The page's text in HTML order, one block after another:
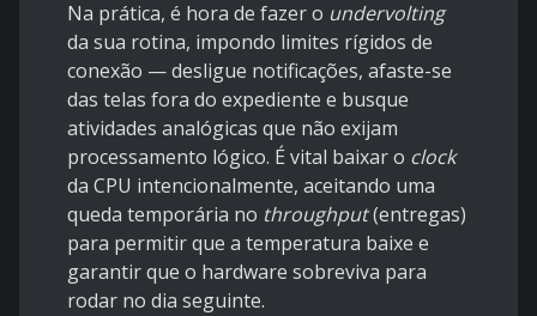
Na prática, é hora de fazer o undervolting
da sua rotina, impondo limites rígidos de
conexão — desligue notificações, afaste-se
das telas fora do expediente e busque
atividades analógicas que não exijam
processamento lógico. É vital baixar o clock
da CPU intencionalmente, aceitando uma
queda temporária no throughput(entregas)
para permitir que a temperatura baixe e
garantir que o hardware sobreviva para
rodar no dia seguinte.